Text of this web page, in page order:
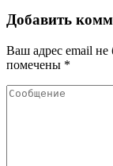
Добавить
Ваш адрес email не
помечены *